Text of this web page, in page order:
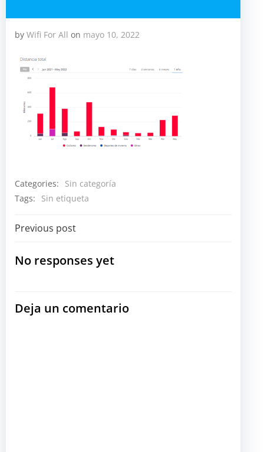
by Wifi For All on mayo 10, 2022
Categories:
Sin categoría
Tags:
Sin etiqueta
Navegación
por
entradas
Previous post
No responses yet
Deja un comentario